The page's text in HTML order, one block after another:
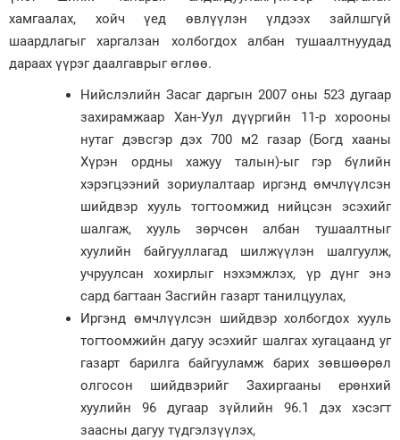
хамгаалах, хойч үед өвлүүлэн үлдээх зайлшгүй
шаардлагыг харгалзан холбогдох албан тушаалтнуудад
дараах үүрэг даалгаврыг өглөө.
Нийслэлийн Засаг даргын 2007 оны 523 дугаар
захирамжаар Хан-Уул дүүргийн 11-р хорооны
нутаг дэвсгэр дэх 700 м2 газар (Богд хааны
Хүрэн ордны хажуу талын)-ыг гэр бүлийн
хэрэгцээний зориулалтаар иргэнд өмчлүүлсэн
шийдвэр хууль тогтоомжид нийцсэн эсэхийг
шалгаж, хууль зөрчсөн албан тушаалтныг
хуулийн байгууллагад шилжүүлэн шалгуулж,
учруулсан хохирлыг нэхэмжлэх, үр дүнг энэ
сард багтаан Засгийн газарт танилцуулах,
Иргэнд өмчлүүлсэн шийдвэр холбогдох хууль
тогтоомжийн дагуу эсэхийг шалгах хугацаанд уг
газарт барилга байгууламж барих зөвшөөрөл
олгосон шийдвэрийг Захиргааны ерөнхий
хуулийн 96 дугаар зүйлийн 96.1 дэх хэсэгт
заасны дагуу түдгэлзүүлэх,